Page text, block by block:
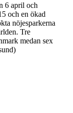
6 april och
och en ökad
nöjesparkerna
Tre
medan sex